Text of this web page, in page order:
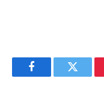
FacebookTwitter